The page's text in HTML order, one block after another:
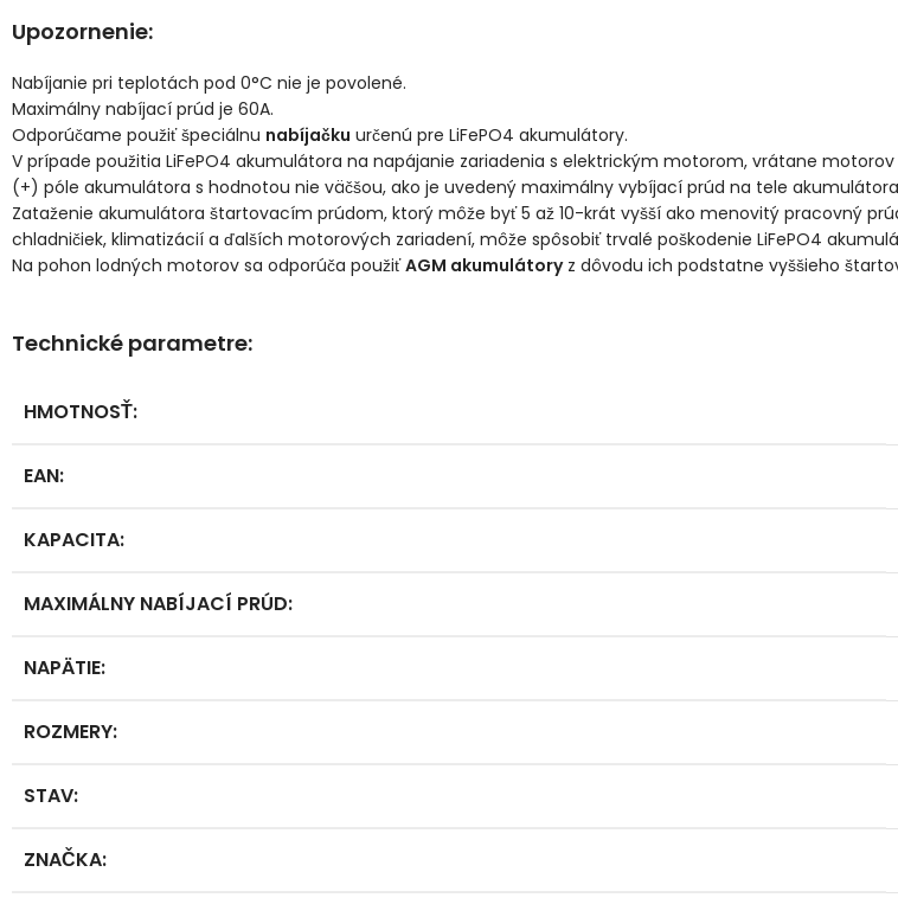
Upozornenie:
Nabíjanie pri teplotách pod 0°C nie je povolené.
Maximálny nabíjací prúd je 60A.
Odporúčame použiť špeciálnu nabíjačku určenú pre LiFePO4 akumulátory.
V prípade použitia LiFePO4 akumulátora na napájanie zariadenia s elektrickým motorom, vrátane
(+) póle akumulátora s hodnotou nie väčšou, ako je uvedený maximálny vybíjací prúd na tele
Zataženie akumulátora štartovacím prúdom, ktorý môže byť 5 až 10-krát vyšší ako menovitý pracovný
chladničiek, klimatizácií a ďalších motorových zariadení, môže spôsobiť trvalé poškodenie LiFePO4
Na pohon lodných motorov sa odporúča použiťAGM akumulátoryz dôvodu ich podstatne vyššieho
Technické parametre:
HMOTNOSŤ:
EAN:
KAPACITA:
MAXIMÁLNY NABÍJACÍ PRÚD:
NAPÄTIE:
ROZMERY:
STAV:
ZNAČKA: